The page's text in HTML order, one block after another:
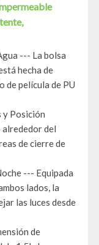
--- La bolsa
hecha de
de película de PU
y Posición
alrededor del
de cierre de
--- Equipada
lados, la
las luces desde
de